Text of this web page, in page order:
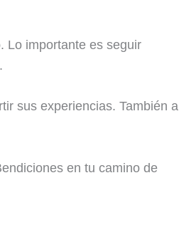
Lo importante es seguir
sus experiencias. También a
en tu camino de